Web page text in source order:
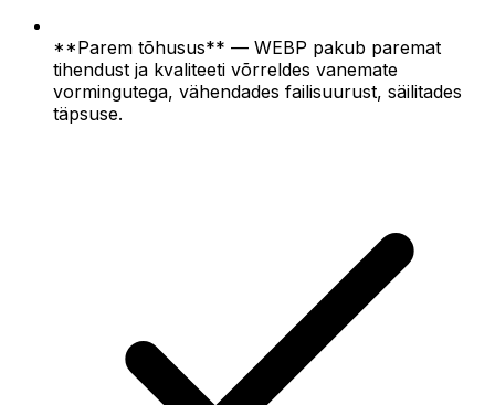
**Parem tõhusus** — WEBP pakub paremat
tihendust ja kvaliteeti võrreldes vanemate
vormingutega, vähendades failisuurust, säilitades
täpsuse.